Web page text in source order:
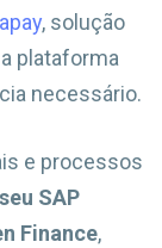
, solução
plataforma
necessário.
e processos
SAP
Finance,